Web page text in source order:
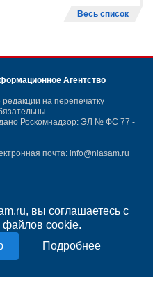
вы соглашаетесь с
файлов cookie.
Подробнее
Весь список
Агентство
на перепечатку
Роскомнадзор: ЭЛ № ФС 77 -
почта: info@niasam.ru
данных